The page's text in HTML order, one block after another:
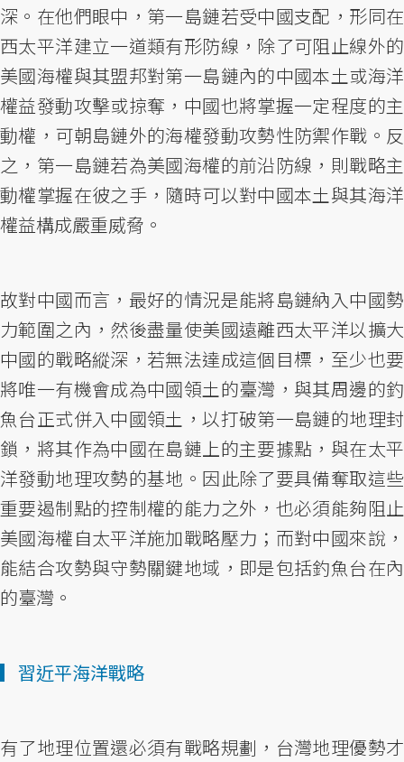
深。在他們眼中，第一島鏈若受中國支配，形同在
西太平洋建立一道類有形防線，除了可阻止線外的
美國海權與其盟邦對第一島鏈內的中國本土或海洋
權益發動攻擊或掠奪，中國也將掌握一定程度的主
動權，可朝島鏈外的海權發動攻勢性防禦作戰。反
之，第一島鏈若為美國海權的前沿防線，則戰略主
動權掌握在彼之手，隨時可以對中國本土與其海洋
權益構成嚴重威脅。
故對中國而言，最好的情況是能將島鏈納入中國勢
力範圍之內，然後盡量使美國遠離西太平洋以擴大
中國的戰略縱深，若無法達成這個目標，至少也要
將唯一有機會成為中國領土的臺灣，與其周邊的釣
魚台正式併入中國領土，以打破第一島鏈的地理封
鎖，將其作為中國在島鏈上的主要據點，與在太平
洋發動地理攻勢的基地。因此除了要具備奪取這些
重要遏制點的控制權的能力之外，也必須能夠阻止
美國海權自太平洋施加戰略壓力；而對中國來說，
能結合攻勢與守勢關鍵地域，即是包括釣魚台在內
的臺灣。
▎習近平海洋戰略
有了地理位置還必須有戰略規劃，台灣地理優勢才